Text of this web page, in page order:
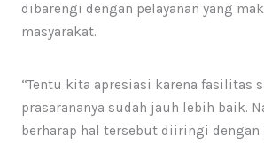
dibarengi dengan pelayanan yang
masyarakat.
“Tentu kita apresiasi karena fasilitas
prasarananya sudah jauh lebih baik.
berharap hal tersebut diiringi dengan